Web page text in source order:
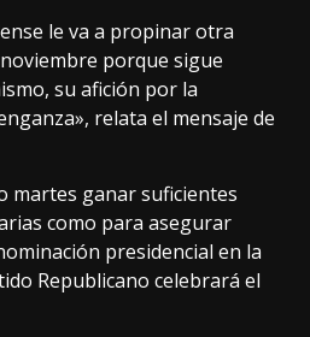
le va a propinar otra
porque sigue
su afición por la
relata el mensaje de
martes ganar suficientes
como para asegurar
presidencial en la
Republicano celebrará el